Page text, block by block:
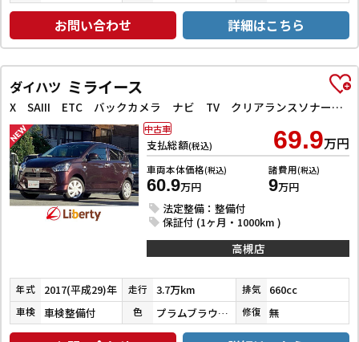
お問い合わせ 詳細はこちら
ダイハツ ミライース
X SAIII ETC バックカメラ ナビ TV クリアランスソナー 衝突被害軽減システム オートマチックハイビーム LEDヘッドランプ キーレスエントリー アイドリングストップ 電動格納ミラー
支払総額(税込) 69.9万円
車両本体価格(税込)
60.9万円
諸費用(税込)
9万円
法定整備：整備付
保証付 (1ヶ月・1000km )
中古車
高槻店
年式 2017(平成29)年 走行 3.7万km 排気 660cc
車検 車検整備付 色 プラムブラウンクリスタルマイカ 修復 無